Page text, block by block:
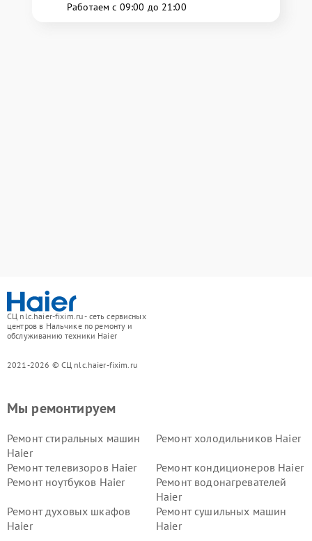
Работаем с 09:00 до 21:00
СЦ nlc.haier-fixim.ru - сеть сервисных
центров в Нальчике по ремонту и
обслуживанию техники Haier
2021-2026 © СЦ nlc.haier-fixim.ru
Мы ремонтируем
Ремонт стиральных машин
Haier
Ремонт холодильников Haier
Ремонт телевизоров Haier
Ремонт кондиционеров Haier
Ремонт ноутбуков Haier
Ремонт водонагревателей
Haier
Ремонт духовых шкафов
Haier
Ремонт сушильных машин
Haier